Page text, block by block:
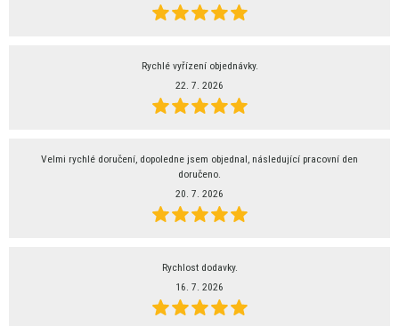
Rychlé vyřízení objednávky.
22. 7. 2026
Velmi rychlé doručení, dopoledne jsem objednal, následující pracovní den
doručeno.
20. 7. 2026
Rychlost dodavky.
16. 7. 2026